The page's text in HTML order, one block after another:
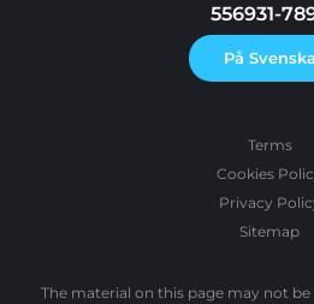
556931-
På Svenska
The material on this page may not
Terms
Cookies
Privacy
Sitemap